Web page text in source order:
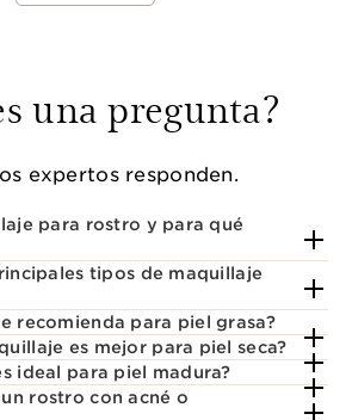
una pregunta?
expertos responden.
para rostro y para qué
tipos de maquillaje
recomienda para piel grasa?
es mejor para piel seca?
ideal para piel madura?
rostro con acné o